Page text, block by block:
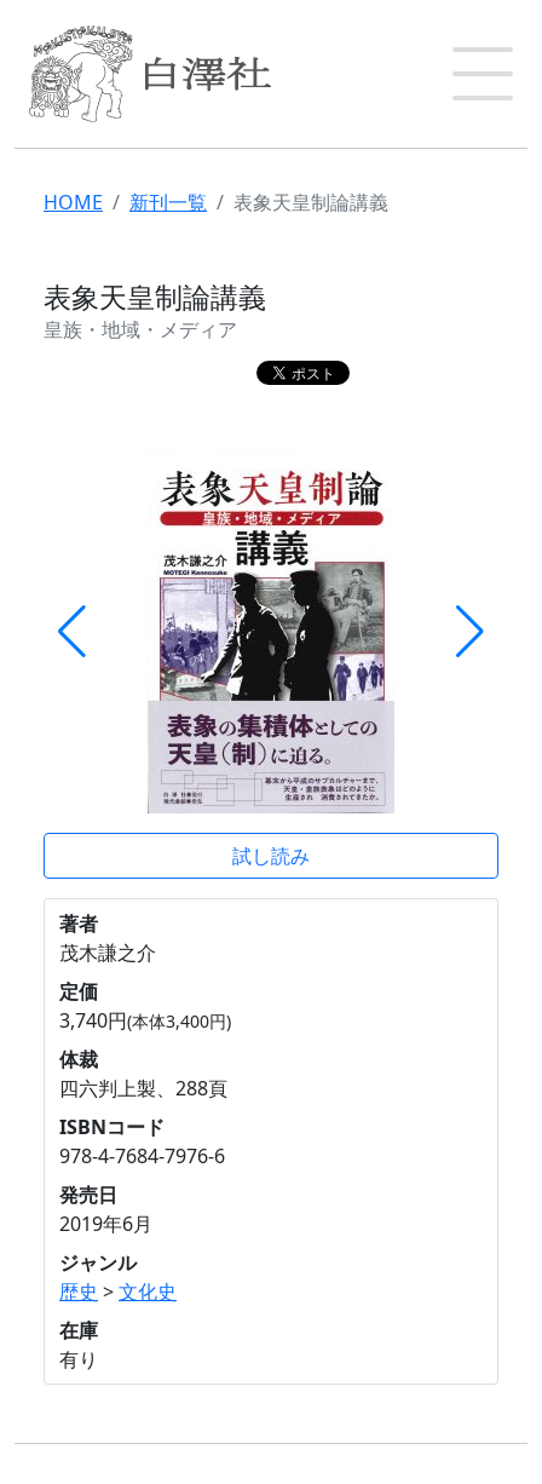
HOME 新刊一覧 表象天皇制論講義
表象天皇制論講義
皇族・地域・メディア
試し読み
著者
茂木謙之介
定価
3,740円(本体3,400円)
体裁
四六判上製、288頁
ISBNコード
978-4-7684-7976-6
発売日
2019年6月
ジャンル
歴史 >文化史
在庫
有り